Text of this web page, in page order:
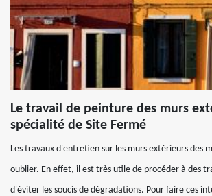
Le travail de peinture des murs
spécialité de Site Fermé
Les travaux d'entretien sur les murs extérieurs des
oublier. En effet, il est très utile de procéder à des
d'éviter les soucis de dégradations. Pour faire ces